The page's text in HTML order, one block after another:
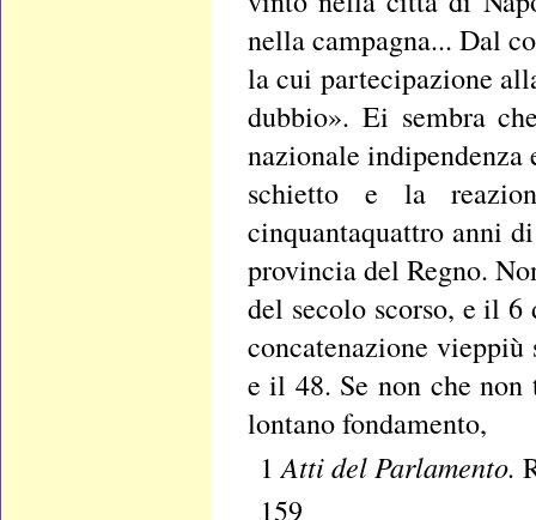
nella campagna... Dal
la cui partecipazione
dubbio». Ei sembra
nazionale
schietto e la
cinquantaquattro anni
provincia del Regno.
del secolo scorso, e il
concatenazione
e il 48. Se non che
lontano fondamento,
1Atti del Parlamento.
159